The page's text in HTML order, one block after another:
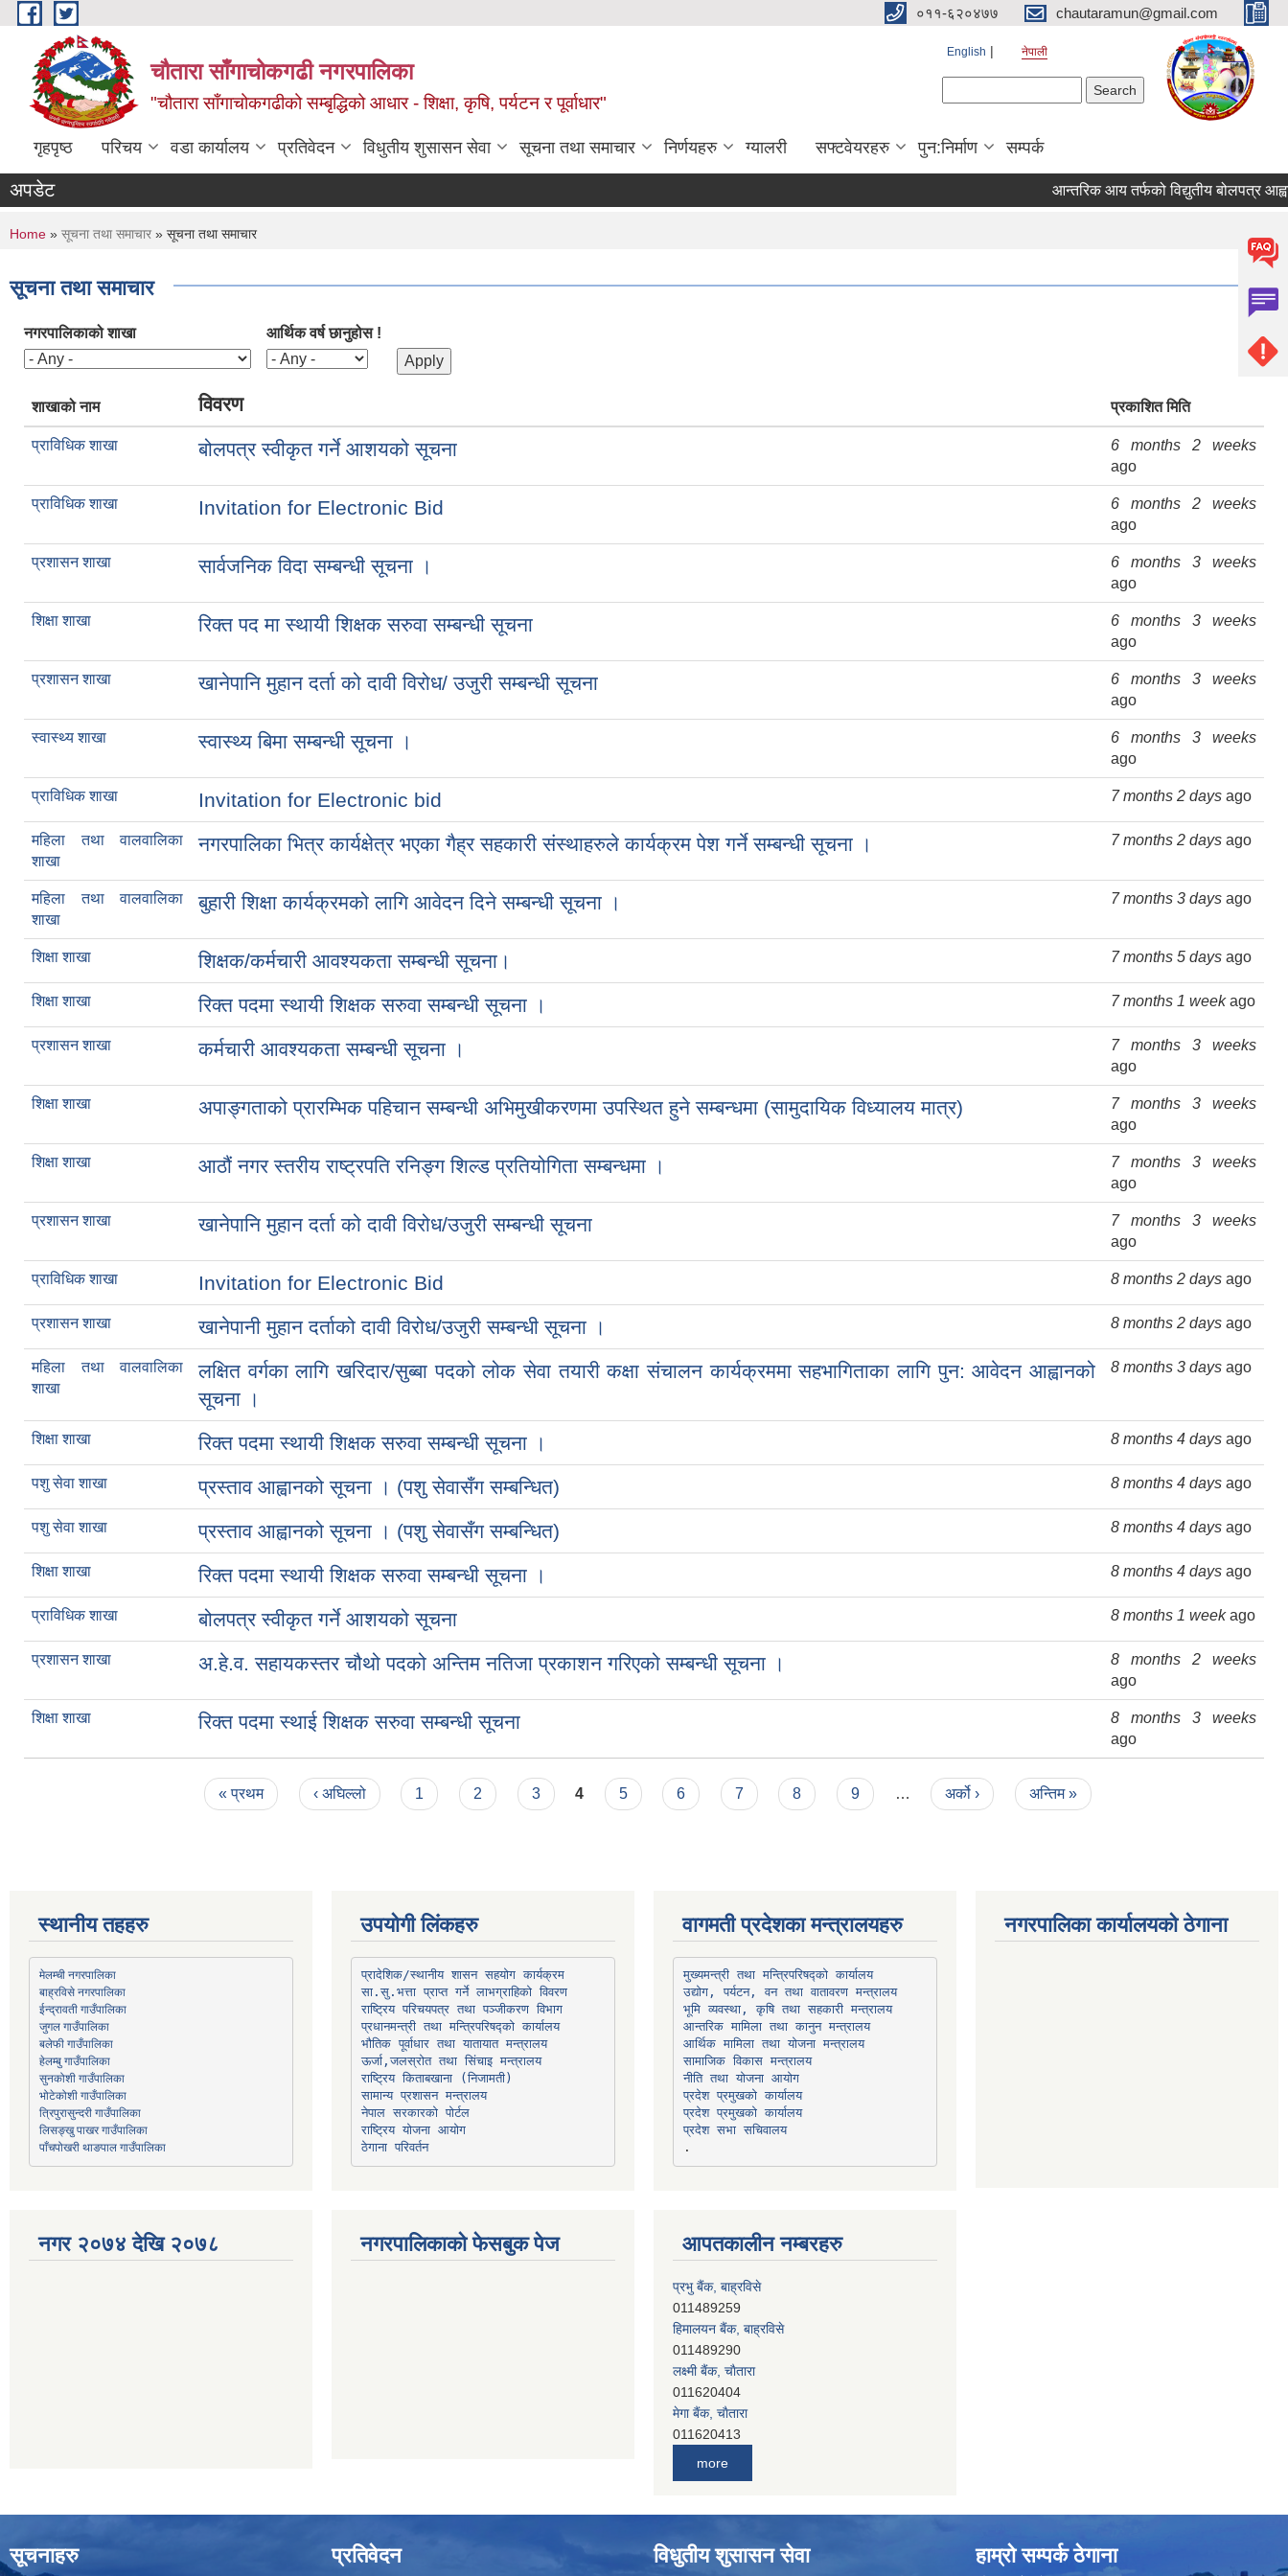
Skip to main content ०११-६२०४७७ chautaramun@gmail.com
चौतारा साँगाचोकगढी नगरपालिका
"चौतारा साँगाचोकगढीको सम्बृद्धिको आधार - शिक्षा, कृषि, पर्यटन र पूर्वाधार"
English नेपाली
गृहपृष्ठ परिचय वडा कार्यालय प्रतिवेदन विधुतीय शुसासन सेवा सूचना तथा समाचार निर्णयहरु ग्यालरी सफ्टवेयरहरु पुन:निर्माण सम्पर्क
अपडेट आन्तरिक आय तर्फको विद्युतीय बोलपत्र आह्वान
You are here
Home » सूचना तथा समाचार » सूचना तथा समाचार
सूचना तथा समाचार
नगरपालिकाको शाखा आर्थिक वर्ष छानुहोस !
शाखाको नाम विवरण प्रकाशित मिति
प्राविधिक शाखा बोलपत्र स्वीकृत गर्ने आशयको सूचना
6 months 2 weeks
ago
प्राविधिक शाखा Invitation for Electronic Bid
6 months 2 weeks
ago
प्रशासन शाखा सार्वजनिक विदा सम्बन्धी सूचना ।
6 months 3 weeks
ago
शिक्षा शाखा रिक्त पद मा स्थायी शिक्षक सरुवा सम्बन्धी सूचना
6 months 3 weeks
ago
प्रशासन शाखा खानेपानि मुहान दर्ता को दावी विरोध/ उजुरी सम्बन्धी सूचना
6 months 3 weeks
ago
स्वास्थ्य शाखा स्वास्थ्य बिमा सम्बन्धी सूचना ।
6 months 3 weeks
ago
प्राविधिक शाखा Invitation for Electronic bid 7 months 2 days ago
महिला तथा वालवालिका
शाखा
नगरपालिका भित्र कार्यक्षेत्र भएका गैह्र सहकारी संस्थाहरुले कार्यक्रम पेश गर्ने सम्बन्धी सूचना । 7 months 2 days ago
महिला तथा वालवालिका
शाखा
बुहारी शिक्षा कार्यक्रमको लागि आवेदन दिने सम्बन्धी सूचना । 7 months 3 days ago
शिक्षा शाखा शिक्षक/कर्मचारी आवश्यकता सम्बन्धी सूचना। 7 months 5 days ago
शिक्षा शाखा रिक्त पदमा स्थायी शिक्षक सरुवा सम्बन्धी सूचना । 7 months 1 weekago
प्रशासन शाखा कर्मचारी आवश्यकता सम्बन्धी सूचना ।
7 months 3 weeks
ago
शिक्षा शाखा अपाङ्गताको प्रारम्भिक पहिचान सम्बन्धी अभिमुखीकरणमा उपस्थित हुने सम्बन्धमा (सामुदायिक विध्यालय मात्र)
7 months 3 weeks
ago
शिक्षा शाखा आठौं नगर स्तरीय राष्ट्रपति रनिङ्ग शिल्ड प्रतियोगिता सम्बन्धमा ।
7 months 3 weeks
ago
प्रशासन शाखा खानेपानि मुहान दर्ता को दावी विरोध/उजुरी सम्बन्धी सूचना
7 months 3 weeks
ago
प्राविधिक शाखा Invitation for Electronic Bid 8 months 2 days ago
प्रशासन शाखा खानेपानी मुहान दर्ताको दावी विरोध/उजुरी सम्बन्धी सूचना । 8 months 2 days ago
महिला तथा वालवालिका
शाखा
लक्षित वर्गका लागि खरिदार/सुब्बा पदको लोक सेवा तयारी कक्षा संचालन कार्यक्रममा सहभागिताका लागि पुन: आवेदन आह्वानको
सूचना ।
8 months 3 days ago
शिक्षा शाखा रिक्त पदमा स्थायी शिक्षक सरुवा सम्बन्धी सूचना । 8 months 4 days ago
पशु सेवा शाखा प्रस्ताव आह्वानको सूचना । (पशु सेवासँग सम्बन्धित) 8 months 4 days ago
पशु सेवा शाखा प्रस्ताव आह्वानको सूचना । (पशु सेवासँग सम्बन्धित) 8 months 4 days ago
शिक्षा शाखा रिक्त पदमा स्थायी शिक्षक सरुवा सम्बन्धी सूचना । 8 months 4 days ago
प्राविधिक शाखा बोलपत्र स्वीकृत गर्ने आशयको सूचना 8 months 1 weekago
प्रशासन शाखा अ.हे.व. सहायकस्तर चौथो पदको अन्तिम नतिजा प्रकाशन गरिएको सम्बन्धी सूचना ।
8 months 2 weeks
ago
शिक्षा शाखा रिक्त पदमा स्थाई शिक्षक सरुवा सम्बन्धी सूचना
8 months 3 weeks
ago
« प्रथम ‹ अघिल्लो 1 2 3 4 5 6 7 8 9 … अर्को › अन्तिम »
स्थानीय तहहरु
मेलम्ची नगरपालिका
बाह्रविसे नगरपालिका
ईन्द्रावती गाउँपालिका
जुगल गाउँपालिका
बलेफी गाउँपालिका
हेलम्बु गाउँपालिका
सुनकोशी गाउँपालिका
भोटेकोशी गाउँपालिका
त्रिपुरासुन्दरी गाउँपालिका
लिसङ्खु पाखर गाउँपालिका
पाँचपोखरी थाङपाल गाउँपालिका
नगर २०७४ देखि २०७८
उपयोगी लिंकहरु
प्रादेशिक/स्थानीय शासन सहयोग कार्यक्रम
सा.सु.भत्ता प्राप्त गर्ने लाभग्राहिको विवरण
राष्ट्रिय परिचयपत्र तथा पञ्‍जीकरण विभाग
प्रधानमन्त्री तथा मन्त्रिपरिषद्को कार्यालय
भौतिक पूर्वाधार तथा यातायात मन्त्रालय
ऊर्जा,जलस्रोत तथा सिंचाइ मन्त्रालय
सामान्य प्रशासन मन्त्रालय
नेपाल सरकारको पोर्टल
राष्ट्रिय योजना आयोग
ठेगाना परिवर्तन
नगरपालिकाको फेसबुक पेज
वागमती प्रदेशका मन्त्रालयहरु
मुख्यमन्त्री तथा मन्त्रिपरिषद्को कार्यालय
उद्योग, पर्यटन, वन तथा वातावरण मन्त्रालय
भूमि व्यवस्था, कृषि तथा सहकारी मन्त्रालय
आन्तरिक मामिला तथा कानुन मन्त्रालय
आर्थिक मामिला तथा योजना मन्त्रालय
सामाजिक विकास मन्त्रालय
नीति तथा योजना आयोग
प्रदेश प्रमुखको कार्यालय
प्रदेश प्रमुखको कार्यालय
प्रदेश सभा सचिवालय
आपतकालीन नम्बरहरु
हिमालयन बैंक, बाह्रविसे
011489290
लक्ष्मी बैंक, चाैतारा
011620404
मेगा बैंक, चाैतारा
011620413
जनता बैंक, चाैतारा
011620406
011403051
011401055
more
नगरपालिका कार्यालयको ठेगाना
सूचनाहरु प्रतिवेदन विधुतीय शुसासन सेवा हाम्रो सम्पर्क ठेगाना